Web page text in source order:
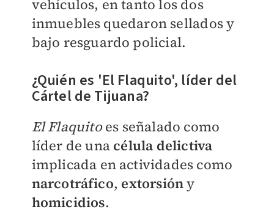
vehículos, en tanto los dos
inmuebles quedaron sellados y
bajo resguardo policial.
¿Quién es 'El Flaquito', líder del
Cártel de Tijuana?
El Flaquitoes señalado como
líder de una célula delictiva
implicada en actividades como
narcotráfico, extorsióny
homicidios.